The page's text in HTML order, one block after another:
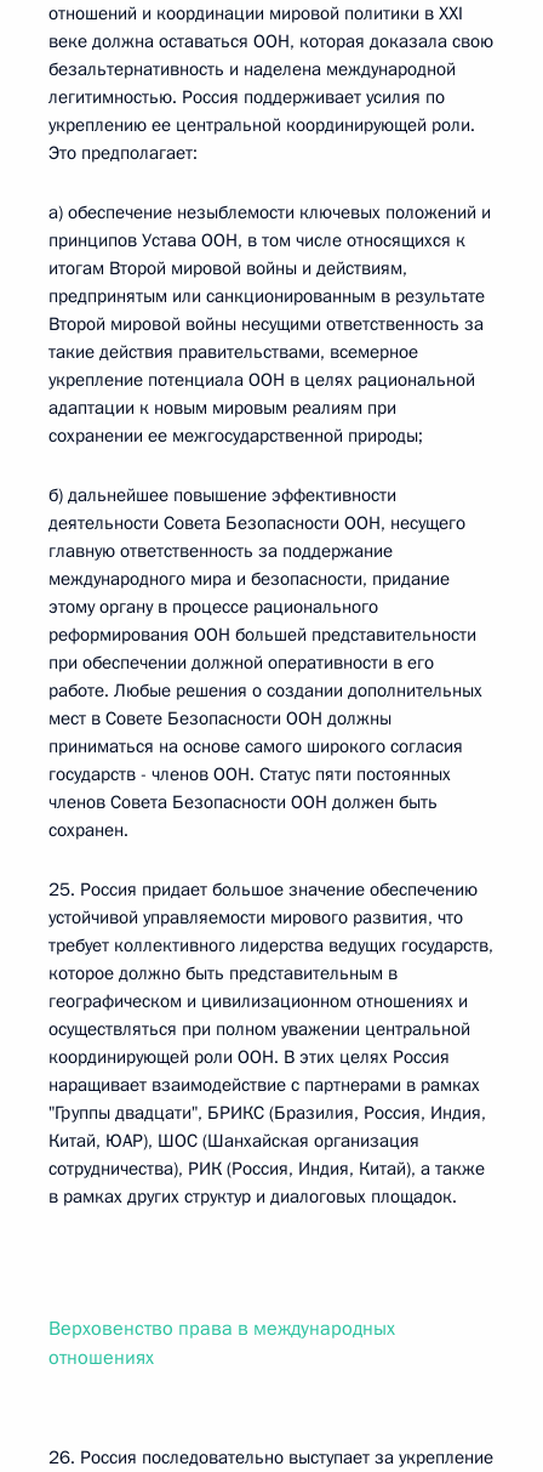
отношений и координации мировой политики в XXI
веке должна оставаться ООН, которая доказала свою
безальтернативность и наделена международной
легитимностью. Россия поддерживает усилия по
укреплению ее центральной координирующей роли.
Это предполагает:
а) обеспечение незыблемости ключевых положений и
принципов Устава ООН, в том числе относящихся к
итогам Второй мировой войны и действиям,
предпринятым или санкционированным в результате
Второй мировой войны несущими ответственность за
такие действия правительствами, всемерное
укрепление потенциала ООН в целях рациональной
адаптации к новым мировым реалиям при
сохранении ее межгосударственной природы;
б) дальнейшее повышение эффективности
деятельности Совета Безопасности ООН, несущего
главную ответственность за поддержание
международного мира и безопасности, придание
этому органу в процессе рационального
реформирования ООН большей представительности
при обеспечении должной оперативности в его
работе. Любые решения о создании дополнительных
мест в Совете Безопасности ООН должны
приниматься на основе самого широкого согласия
государств - членов ООН. Статус пяти постоянных
членов Совета Безопасности ООН должен быть
сохранен.
25. Россия придает большое значение обеспечению
устойчивой управляемости мирового развития, что
требует коллективного лидерства ведущих государств,
которое должно быть представительным в
географическом и цивилизационном отношениях и
осуществляться при полном уважении центральной
координирующей роли ООН. В этих целях Россия
наращивает взаимодействие с партнерами в рамках
"Группы двадцати", БРИКС (Бразилия, Россия, Индия,
Китай, ЮАР), ШОС (Шанхайская организация
сотрудничества), РИК (Россия, Индия, Китай), а также
в рамках других структур и диалоговых площадок.
Верховенство права в международных
отношениях
26. Россия последовательно выступает за укрепление